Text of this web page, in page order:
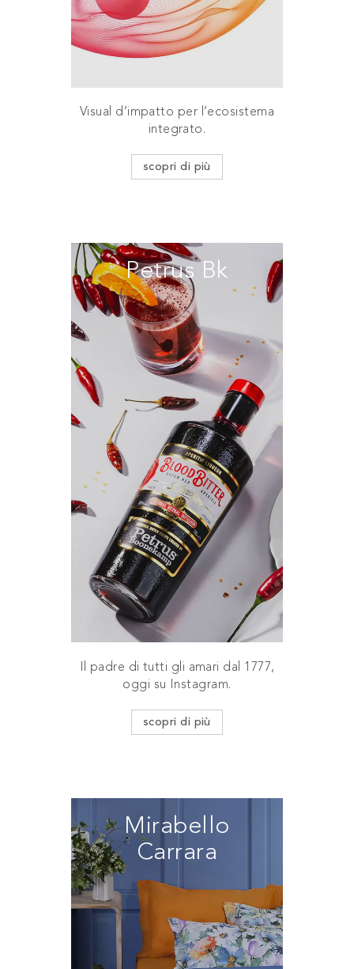
Visual d’impatto per l’ecosistema
integrato.
scopri di più
Petrus Bk
Il padre di tutti gli amari dal 1777,
oggi su Instagram.
scopri di più
Mirabello
Carrara